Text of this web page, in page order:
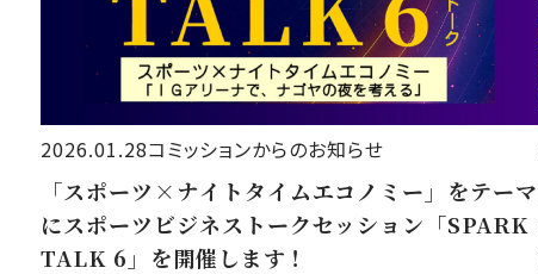
2026.01.28コミッションからのお知らせ
「スポーツ×ナイトタイムエコノミー」をテーマ
にスポーツビジネストークセッション「SPARK
TALK 6」を開催します！